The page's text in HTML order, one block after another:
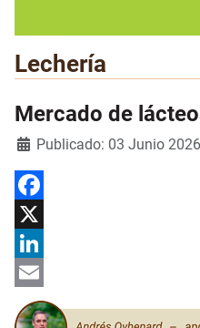
Lechería
Mercado de
DetallesPublicado: 03 Junio 2026
Facebook
X
LinkedIn
Email